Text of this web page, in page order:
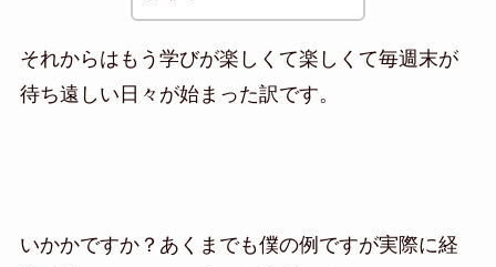
それからはもう学びが楽しくて楽しくて毎週末が
待ち遠しい日々が始まった訳です。
いかかですか？あくまでも僕の例ですが実際に経